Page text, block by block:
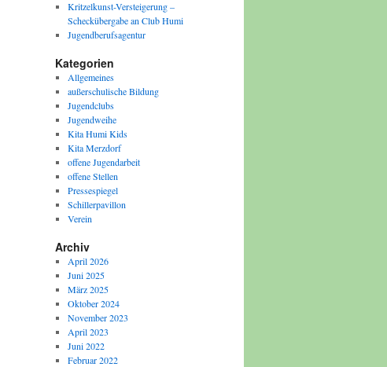
Kritzelkunst-Versteigerung –
Scheckübergabe an Club Humi
Jugendberufsagentur
Kategorien
Allgemeines
außerschulische Bildung
Jugendclubs
Jugendweihe
Kita Humi Kids
Kita Merzdorf
offene Jugendarbeit
offene Stellen
Pressespiegel
Schillerpavillon
Verein
Archiv
April 2026
Juni 2025
März 2025
Oktober 2024
November 2023
April 2023
Juni 2022
Februar 2022